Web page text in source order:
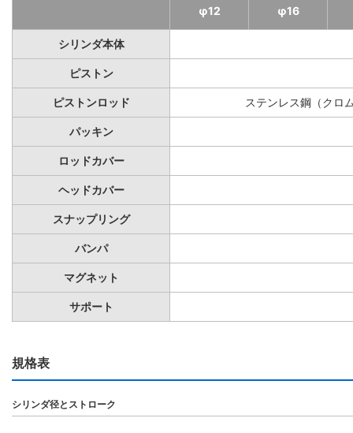
φ12
φ16
シリンダ本体
ピストン
ピストンロッド ステンレス鋼（クロ
パッキン
ロッドカバー
ヘッドカバー
スナップリング
バンパ
マグネット
サポート
規格表
シリンダ径とストローク